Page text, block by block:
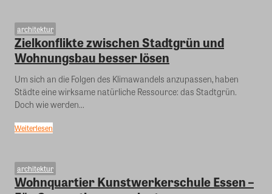
architektur
Zielkonflikte zwischen Stadtgrün und
Wohnungsbau besser lösen
Um sich an die Folgen des Klimawandels anzupassen, haben
Städte eine wirksame natürliche Ressource: das Stadtgrün.
Doch wie werden...
Weiterlesen
architektur
Wohnquartier Kunstwerkerschule Essen –